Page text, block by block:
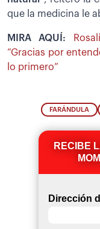
que la medicina le
MIRA AQUÍ:
“Gracias por
lo primero”
FARÁNDULA
RECIBE
Dirección